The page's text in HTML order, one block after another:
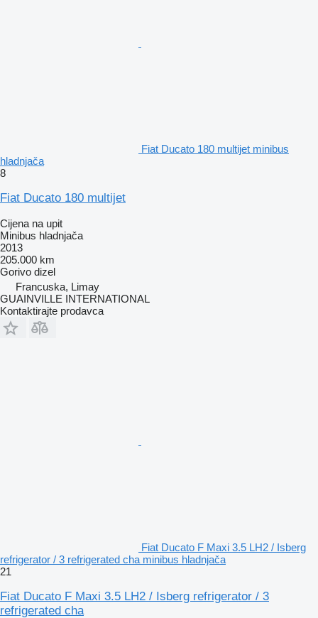
Fiat Ducato 180 multijet minibus
hladnjača
8
Fiat Ducato 180 multijet
Cijena na upit
Minibus hladnjača
2013
205.000 km
Gorivo dizel
Francuska, Limay
GUAINVILLE INTERNATIONAL
Kontaktirajte prodavca
Fiat Ducato F Maxi 3.5 LH2 / Isberg
refrigerator / 3 refrigerated cha minibus hladnjača
21
Fiat Ducato F Maxi 3.5 LH2 / Isberg refrigerator / 3
refrigerated cha